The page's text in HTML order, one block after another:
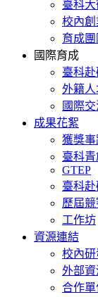
臺科
校內創
育成
國際育成
臺科
外籍
國際交
成果花絮
獲獎事
臺科
GTEP
臺科
歷屆
工作坊
資源連結
校內
外部資
合作單